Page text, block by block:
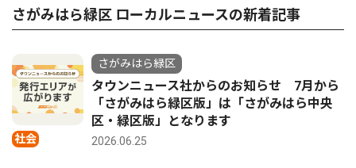
さがみはら緑区 ローカルニュースの新着記事
社会
さがみはら緑区
タウンニュース社からのお知らせ 7月から
「さがみはら緑区版」は「さがみはら中央
区・緑区版」となります
2026.06.25